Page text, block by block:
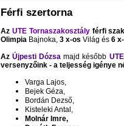
Férfi szertorna
Az UTE Tornaszakosztályférfi
Olimpia Bajnoka, 3 x-os Világ és 6
AzÚjpesti Dózsa majd később UTE
versenyzőink - a teljesség igénye
Varga Lajos,
Bejek Géza,
Bordán Dezső,
Kisteleki Antal,
Molnár Imre,